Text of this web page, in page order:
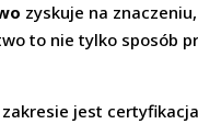
zyskuje na
to nie tylko sposób
jest